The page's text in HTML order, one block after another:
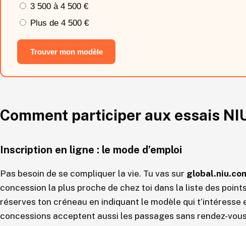
3 500 à 4 500 €
Plus de 4 500 €
Trouver mon modèle
Comment participer aux essais
Inscription en ligne : le mode d’emploi
Pas besoin de se compliquer la vie. Tu vas sur
concession la plus proche de chez toi dans la liste des
réserves ton créneau en indiquant le modèle qui
concessions acceptent aussi les passages sans rendez-